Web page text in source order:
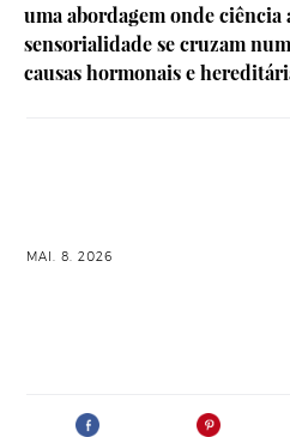
uma abordagem onde ciência
sensorialidade se cruzam
causas hormonais e
MAI. 8. 2026